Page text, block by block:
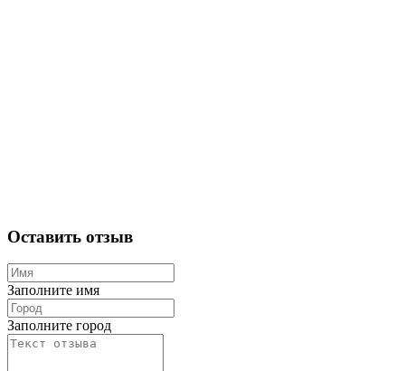
Оставить отзыв
Заполните имя
Заполните город